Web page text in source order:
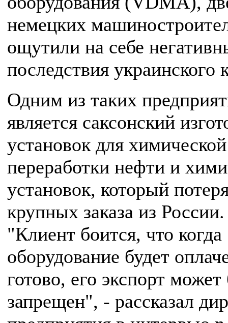
немецких
ощутили на себе
последствия украинского
Одним из таких
является саксонский
установок для химической
переработки нефти и
установок, который
крупных заказа из России.
"Клиент боится, что когда
оборудование будет
готово, его экспорт
запрещен", - рассказал